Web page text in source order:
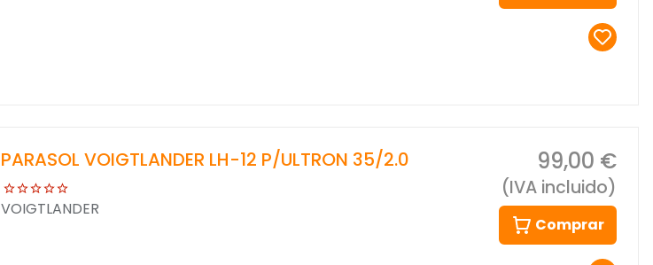
PARASOL VOIGTLANDER LH-12 P/ULTRON 35/2.0
VOIGTLANDER
99,00 €
(IVA incluido)
Comprar